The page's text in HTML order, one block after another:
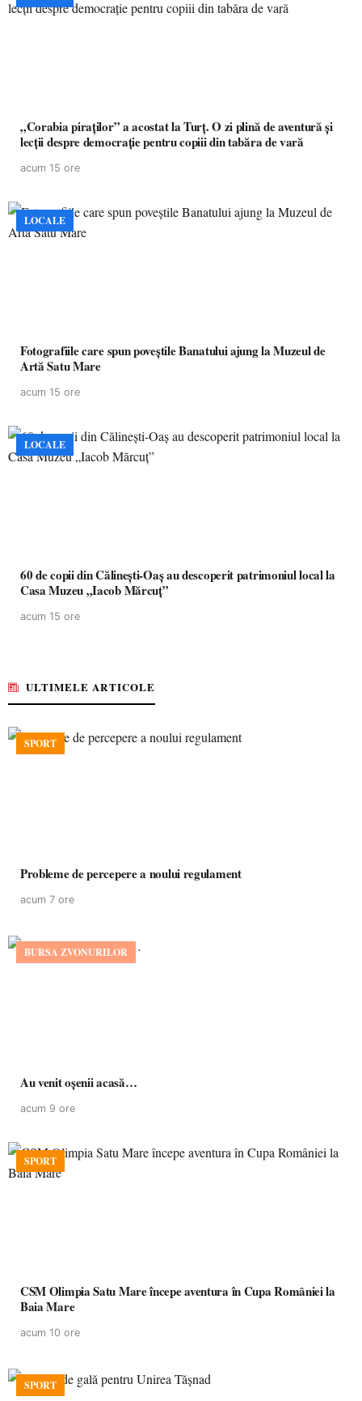
„Corabia piraților” a acostat la Turț. O zi plină de aventură și
lecții despre democrație pentru copiii din tabăra de vară
acum 15 ore
LOCALE
Fotografiile care spun poveștile Banatului ajung la Muzeul de
Artă Satu Mare
acum 15 ore
LOCALE
60 de copii din Călinești-Oaș au descoperit patrimoniul local la
Casa Muzeu „Iacob Mărcuț”
acum 15 ore
ULTIMELE ARTICOLE
SPORT
Probleme de percepere a noului regulament
acum 7 ore
BURSA ZVONURILOR
Au venit oșenii acasă…
acum 9 ore
SPORT
CSM Olimpia Satu Mare începe aventura în Cupa României la
Baia Mare
acum 10 ore
SPORT